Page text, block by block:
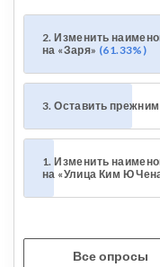
2. Изменить
на «Заря» 61.33%
3. Оставить прежним
1. Изменить
на «Улица Ким Ю
Все опросы